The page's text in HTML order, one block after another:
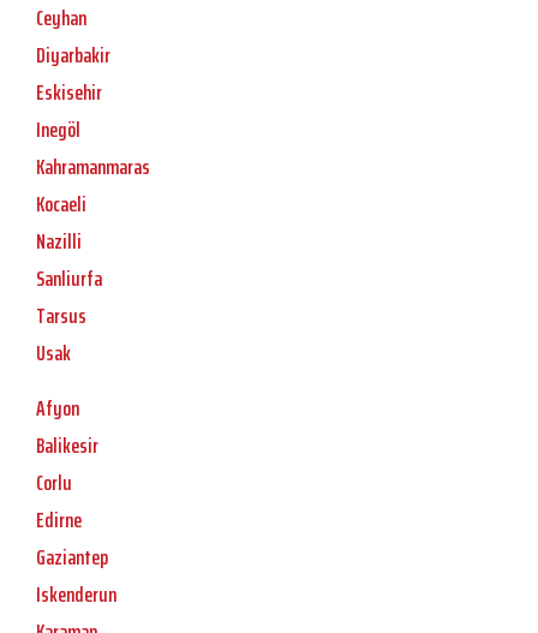
Ceyhan
Diyarbakir
Eskisehir
Inegöl
Kahramanmaras
Kocaeli
Nazilli
Sanliurfa
Tarsus
Usak
Afyon
Balikesir
Corlu
Edirne
Gaziantep
Iskenderun